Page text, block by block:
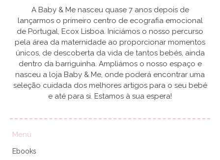
A Baby & Me nasceu quase 7 anos depois de
lançarmos o primeiro centro de ecografia emocional
de Portugal, Ecox Lisboa. Iniciámos o nosso percurso
pela área da maternidade ao proporcionar momentos
únicos, de descoberta da vida de tantos bebés, ainda
dentro da barriguinha. Ampliámos o nosso espaço e
nasceu a loja Baby & Me, onde poderá encontrar uma
seleção cuidada dos melhores artigos para o seu bebé
e até para si. Estamos à sua espera!
Menú
Ebooks